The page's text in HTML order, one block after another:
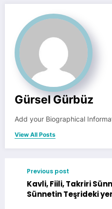
Gürsel Gürbüz
Add your Biographical
View All Posts
Previous post
Kavli, Fiili, Takriri
Sünnetin Teşrideki